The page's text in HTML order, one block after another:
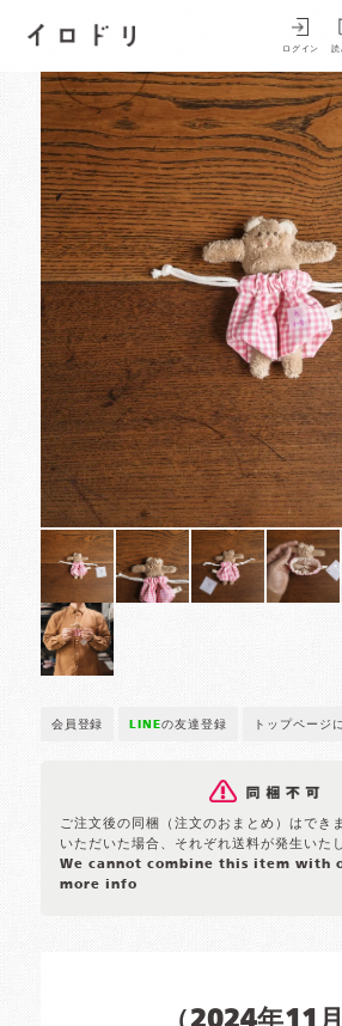
イロドリ
ログイン 読
会員登録 LINEの友達登録 トップページ
ご注文後の同梱（注文のおまとめ）はでき
いただいた場合、それぞれ送料が発生いた
We cannot combine this item with
more info